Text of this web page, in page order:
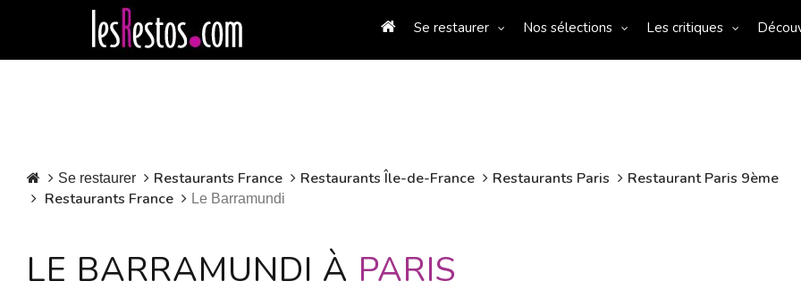
Se restaurer Nos sélections Les critiques
Se restaurer Restaurants France Restaurants Île-de-France Restaurants Paris
Restaurant Paris 9ème
Restaurants France
Le Barramundi
LE BARRAMUNDI À PARIS